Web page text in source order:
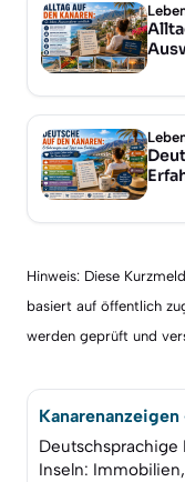
Hinweis: Diese
basiert auf öffentlich
werden geprüft und
Deutschsprachige
Inseln: